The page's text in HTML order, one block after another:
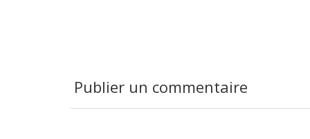
Publier un commentaire